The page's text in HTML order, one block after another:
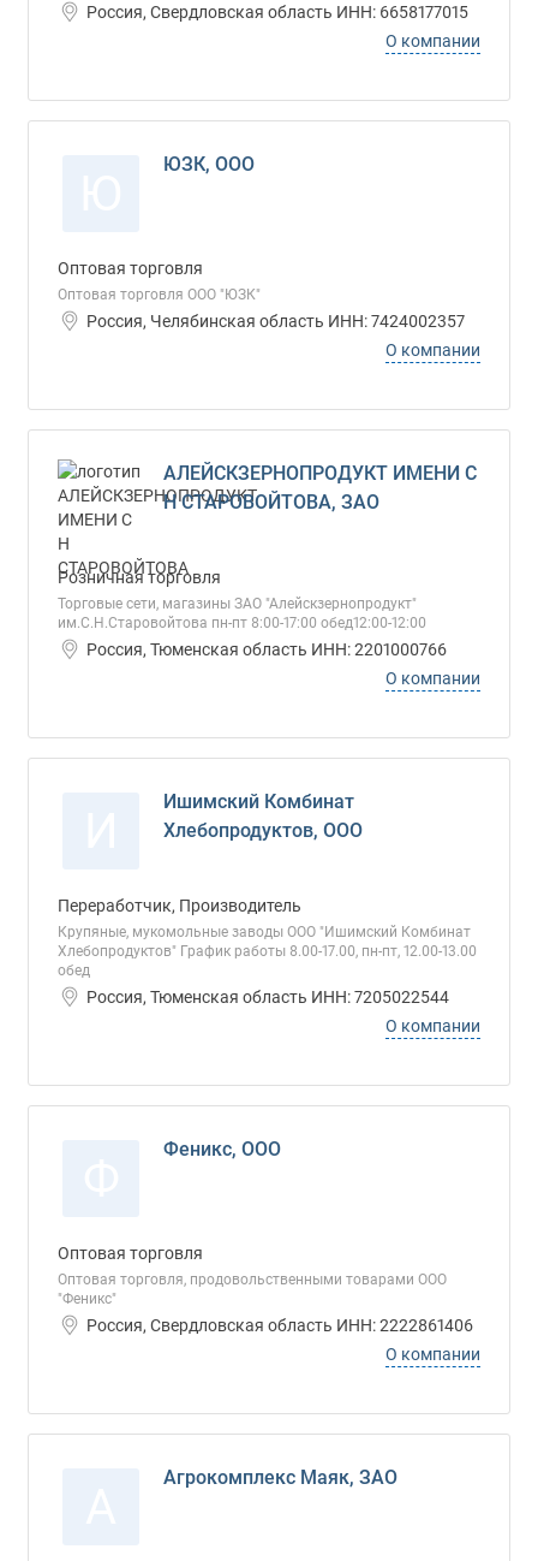
Россия, Свердловская область ИНН: 6658177015
О компании
ЮЗК, ООО
Оптовая торговля
Оптовая торговля ООО "ЮЗК"
Россия, Челябинская область ИНН: 7424002357
О компании
АЛЕЙСКЗЕРНОПРОДУКТ ИМЕНИ С
Н СТАРОВОЙТОВА, ЗАО
Розничная торговля
Торговые сети, магазины ЗАО "Алейскзернопродукт"
им.С.Н.Старовойтова пн-пт 8:00-17:00 обед12:00-12:00
Россия, Тюменская область ИНН: 2201000766
О компании
Ишимский Комбинат
Хлебопродуктов, ООО
Переработчик, Производитель
Крупяные, мукомольные заводы ООО "Ишимский Комбинат
Хлебопродуктов" График работы 8.00-17.00, пн-пт, 12.00-13.00
обед
Россия, Тюменская область ИНН: 7205022544
О компании
Феникс, ООО
Оптовая торговля
Оптовая торговля, продовольственными товарами ООО
"Феникс"
Россия, Свердловская область ИНН: 2222861406
О компании
Агрокомплекс Маяк, ЗАО